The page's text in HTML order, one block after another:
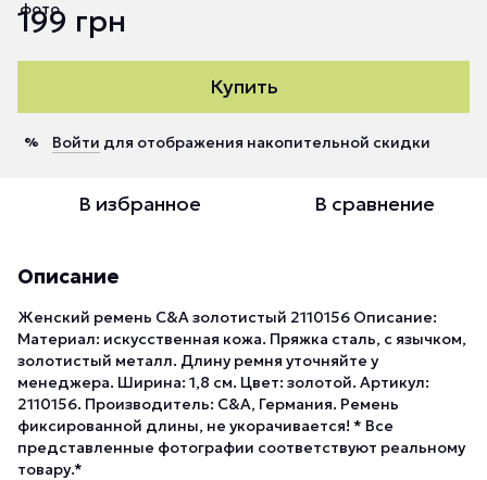
199 грн
Купить
% Войти для отображения накопительной скидки
В избранное В сравнение
Описание
Женский ремень C&A золотистый 2110156 Описание:
Материал: искусственная кожа. Пряжка сталь, с язычком,
золотистый металл. Длину ремня уточняйте у
менеджера. Ширина: 1,8 см. Цвет: золотой. Артикул:
2110156. Производитель: C&A, Германия. Ремень
фиксированной длины, не укорачивается! * Все
представленные фотографии соответствуют реальному
товару.*